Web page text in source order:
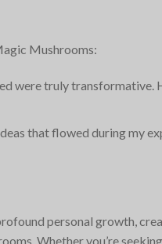
Mushrooms:
were truly
that flowed during my
personal growth,
Whether you’re